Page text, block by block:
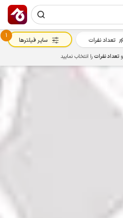
تعداد نفرات
1
سایر فیلترها
و تعداد نفراترا انتخاب نمایید